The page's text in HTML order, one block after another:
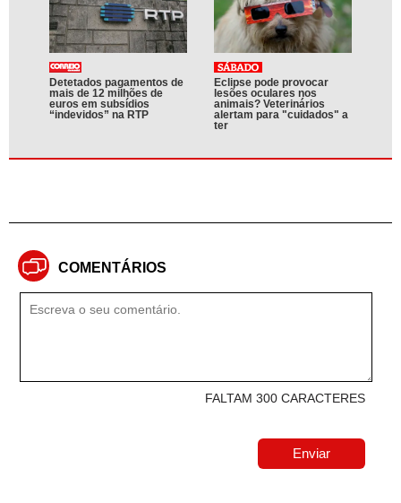
Detetados pagamentos de
mais de 12 milhões de
euros em subsídios
“indevidos” na RTP
Eclipse pode provocar
lesões oculares nos
animais? Veterinários
alertam para "cuidados" a
ter
COMENTÁRIOS
FALTAM 300 CARACTERES